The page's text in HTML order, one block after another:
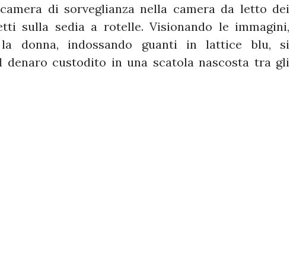
di sorveglianza nella camera da letto dei
sulla sedia a rotelle. Visionando le immagini,
donna, indossando guanti in lattice blu, si
denaro custodito in una scatola nascosta tra gli